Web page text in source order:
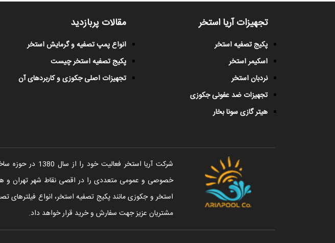
تجهیزات آریا استخر
پکیج تصفیه استخر
اسکیمر استخر
نردبان استخر
تجهیزات ضد عفونی جکوزی
هیتر گازی سونا بخار
مقالات پربازدید
انواع پمپ تصفیه و گرمایش استخر
پکیج تصفیه استخر چیست
تجهیزات اصلی جکوزی و کاربردهای آن
شرکت آریا
خصوصی و عمومی متعددی را در اقصی نقاط شهر تهران و
استخر و جکوزی مانند پکیج تصفیه استخر، انواع فیلترهای
مشتریان عزیز جهت سفارش و خرید قرار خواهد داد.